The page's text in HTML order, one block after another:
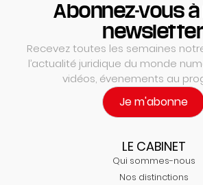
Abonnez-vous
Recevez toutes les semaines
l’actualité juridique du monde
vidéos, évenements au
Je m'abonne
LE CABINET
Qui sommes-nous
Nos distinctions